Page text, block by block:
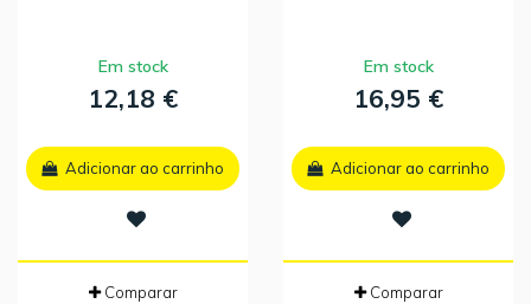
Em stock
12,18 €
Adicionar ao carrinho
Comparar
Em stock
16,95 €
Adicionar ao carrinho
Comparar